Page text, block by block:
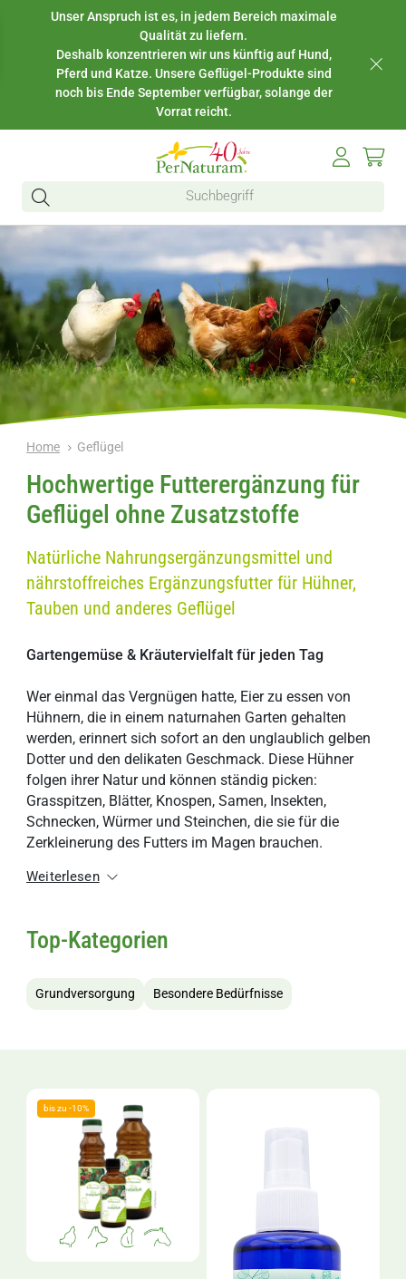
Unser Anspruch ist es, in jedem Bereich maximale
Qualität zu liefern.
Deshalb konzentrieren wir uns künftig auf Hund,
Pferd und Katze. Unsere Geflügel-Produkte sind
noch bis Ende September verfügbar, solange der
Vorrat reicht.
Home Geflügel
Hochwertige Futterergänzung für
Geflügel ohne Zusatzstoffe
Natürliche Nahrungsergänzungsmittel und
nährstoffreiches Ergänzungsfutter für Hühner,
Tauben und anderes Geflügel
Gartengemüse & Kräutervielfalt für jeden Tag
Wer einmal das Vergnügen hatte, Eier zu essen von
Hühnern, die in einem naturnahen Garten gehalten
werden, erinnert sich sofort an den unglaublich gelben
Dotter und den delikaten Geschmack. Diese Hühner
folgen ihrer Natur und können ständig picken:
Grasspitzen, Blätter, Knospen, Samen, Insekten,
Schnecken, Würmer und Steinchen, die sie für die
Zerkleinerung des Futters im Magen brauchen.
Weiterlesen
Top-Kategorien
Grundversorgung Besondere Bedürfnisse